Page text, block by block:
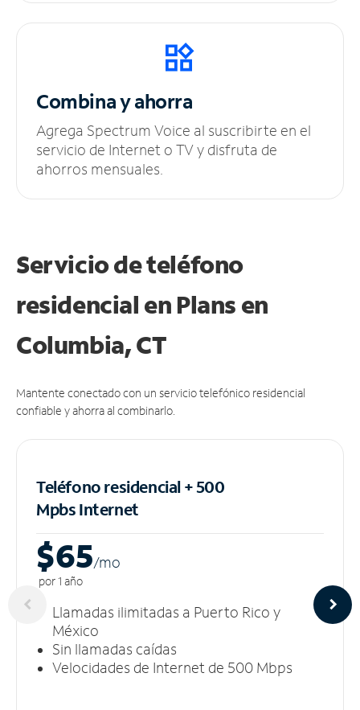
Combina y ahorra
Agrega Spectrum Voice al suscribirte en el
servicio de Internet o TV y disfruta de
ahorros mensuales.
Servicio de teléfono
residencial en Plans en
Columbia, CT
Mantente conectado con un servicio telefónico residencial
confiable y ahorra al combinarlo.
Teléfono residencial + 500
MpbsInternet
$65/mo
por 1 año
Llamadas ilimitadas a Puerto Rico y
México
Sin llamadas caídas
Velocidades de Internet de 500 Mbps